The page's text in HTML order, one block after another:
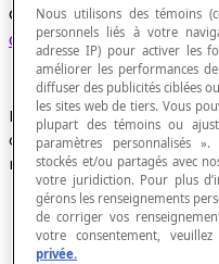
donné, affecter un
du logarithme
La partie entière d'un
caractéristiquealors
nom de mantisse.
Unlogarithme
[latex]10[/latex].
Unlogarithme
Nous utilisons des témoins
personnels liés à votre
adresse IP) pour activer les
améliorer les performances
diffuser des publicités ciblées
les sites web de tiers. Vous
plupart des témoins ou
paramètres personnalisés
stockés et/ou partagés avec
votre juridiction. Pour plus
gérons les renseignements
de corriger vos
votre consentement,
privée.